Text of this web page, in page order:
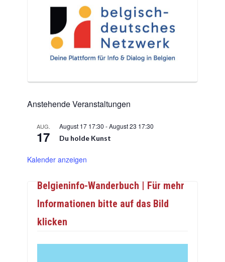
Anstehende Veranstaltungen
AUG.
17
August 17 17:30 -August 23 17:30
Du holde Kunst
Kalender anzeigen
Belgieninfo-Wanderbuch | Für mehr
Informationen bitte auf das Bild
klicken